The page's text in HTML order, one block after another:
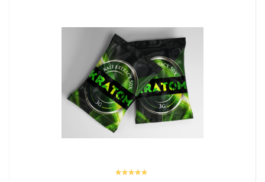
Bewertung: